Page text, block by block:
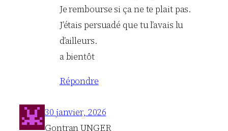
Je rembourse si ça ne te plait pas.
J’étais persuadé que tu l’avais lu
d’ailleurs.
a bientôt
Répondre
30 janvier, 2026
Gontran UNGER